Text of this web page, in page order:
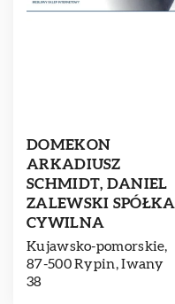
DOMEKON
ARKADIUSZ
SCHMIDT, DANIEL
ZALEWSKI SPÓŁKA
CYWILNA
Kujawsko-pomorskie,
87-500 Rypin, Iwany
38